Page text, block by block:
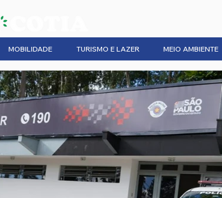
MOBILIDADE TURISMO E LAZER MEIO AMBIENTE